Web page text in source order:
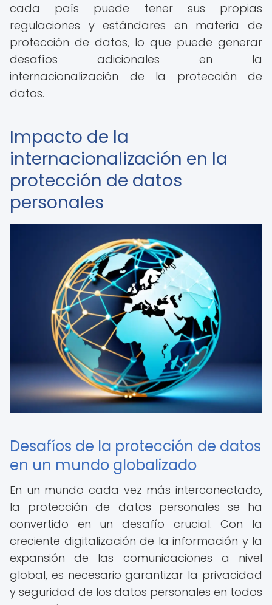
cada país puede tener sus propias
regulaciones y estándares en materia de
protección de datos, lo que puede generar
desafíos adicionales en la
internacionalización de la protección de
datos.
Impacto de la
internacionalización en la
protección de datos
personales
Desafíos de la protección de datos
en un mundo globalizado
En un mundo cada vez más interconectado,
la protección de datos personales se ha
convertido en un desafío crucial. Con la
creciente digitalización de la información y la
expansión de las comunicaciones a nivel
global, es necesario garantizar la privacidad
y seguridad de los datos personales en todos